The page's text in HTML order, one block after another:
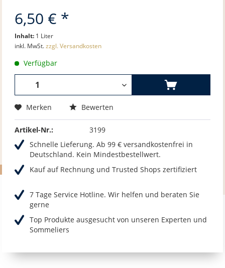
6,50 € *
Inhalt: 1 Liter
inkl. MwSt.zzgl. Versandkosten
Verfügbar
Merken Bewerten
Artikel-Nr.:
3199
Schnelle Lieferung. Ab 99 € versandkostenfrei in
Deutschland. Kein Mindestbestellwert.
Kauf auf Rechnung und Trusted Shops zertifiziert
7 Tage Service Hotline. Wir helfen und beraten Sie
gerne
Top Produkte ausgesucht von unseren Experten und
Sommeliers